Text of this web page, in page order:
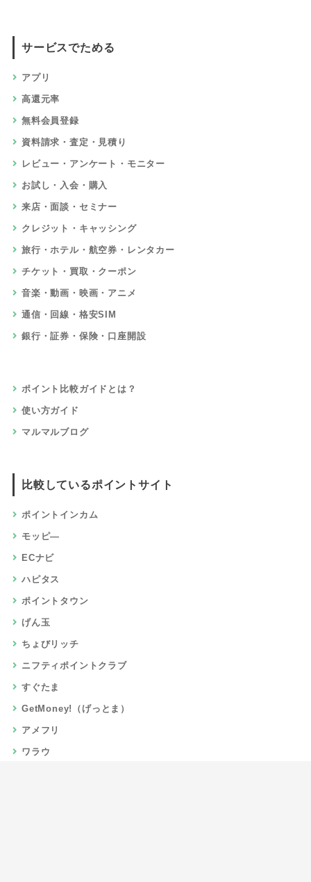
サービスでためる
アプリ
高還元率
無料会員登録
資料請求・査定・見積り
レビュー・アンケート・モニター
お試し・入会・購入
来店・面談・セミナー
クレジット・キャッシング
旅行・ホテル・航空券・レンタカー
チケット・買取・クーポン
音楽・動画・映画・アニメ
通信・回線・格安SIM
銀行・証券・保険・口座開設
ポイント比較ガイドとは？
使い方ガイド
マルマルブログ
比較しているポイントサイト
ポイントインカム
モッピ―
ECナビ
ハピタス
ポイントタウン
げん玉
ちょびリッチ
ニフティポイントクラブ
すぐたま
GetMoney!（げっとま）
アメフリ
ワラウ